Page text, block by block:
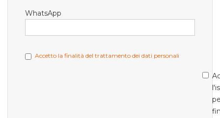
WhatsApp
Accetto la finalità del trattamento dei dati personali